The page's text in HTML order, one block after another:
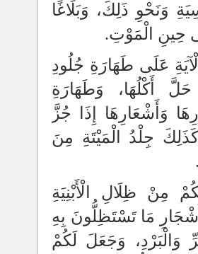
وَنَحْوِ ذَلِكَ، وَبَلَاغًا
حِينِ الْمَوْتِ.
عَلَى طَهَارَةِ جُلُودِ
حَلَّ أَكْلُهَا، وَطَهَارَةِ
وَأَشْعَارِهَا إِذَا جُزَّ
جِلْدُ الْمَيْتَةِ مِنَ
مِنْ ظِلَالِ الْأَبْنِيَةِ
مَا تَسْتَظِلُّونَ بِهِ
وَالْبَرْدِ، وَجَعَلَ لَكُمْ